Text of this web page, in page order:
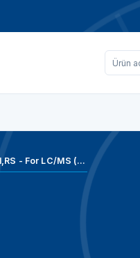
Ara
Acetic acid glacial,RS - For LC/MS (CAS No: 64-19-7)